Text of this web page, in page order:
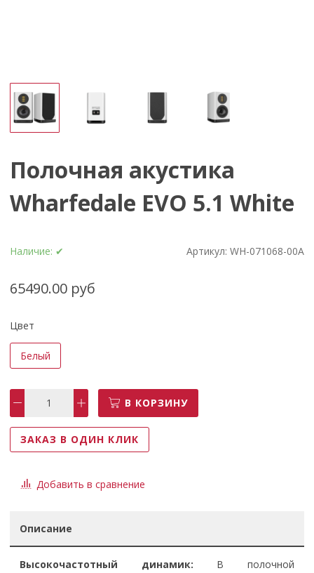
Полочная акустика
Wharfedale EVO 5.1 White
Наличие: ✔ Артикул: WH-071068-00A
65490.00 руб
Цвет
Белый
В КОРЗИНУ
ЗАКАЗ В ОДИН КЛИК
Добавить в сравнение
Описание
Высокочастотный динамик:
В полочной